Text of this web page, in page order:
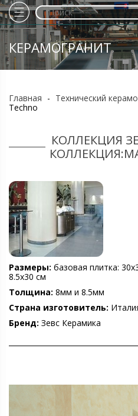
КЕРАМОГРАНИТ
Главная - Технический
Techno
КОЛЛЕКЦИЯ
Размеры: базовая плитка:
8.5х30 см
Толщина: 8мм и 8.5мм
Страна изготовитель:
Бренд: Зевс Керамика